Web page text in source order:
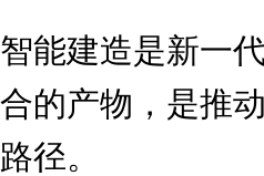
建造是新一代
的产物，是推
径。